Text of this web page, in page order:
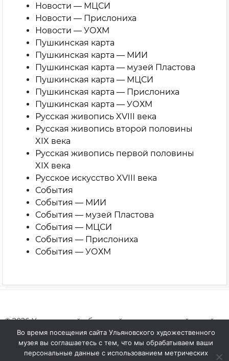
Новости — МЦСИ
Новости — Прислониха
Новости — УОХМ
Пушкинская карта
Пушкинская карта — МИИ
Пушкинская карта — музей Пластова
Пушкинская карта — МЦСИ
Пушкинская карта — Прислониха
Пушкинская карта — УОХМ
Русская живопись XVIII века
Русская живопись второй половины
XIX века
Русская живопись первой половины
XIX века
Русское искусство XVIII века
События
События — МИИ
События — музей Пластова
События — МЦСИ
События — Прислониха
События — УОХМ
© 2026 Ульяновский областной художественный музей
Сайт разработан:Тауруна
Во время посещения сайта Ульяновского художественного
музея вы соглашаетесь с тем, что мы обрабатываем ваши
персональные данные с использованием метрических